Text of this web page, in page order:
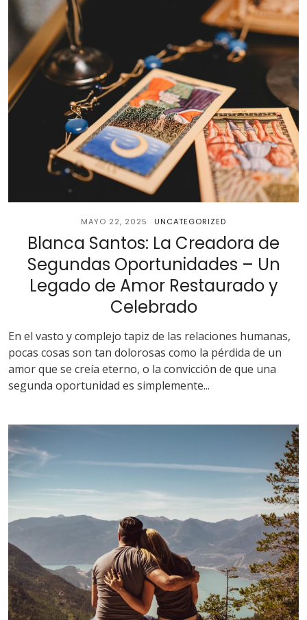
MAYO 22, 2025 UNCATEGORIZED
Blanca Santos: La Creadora de
Segundas Oportunidades – Un
Legado de Amor Restaurado y
Celebrado
En el vasto y complejo tapiz de las relaciones humanas,
pocas cosas son tan dolorosas como la pérdida de un
amor que se creía eterno, o la convicción de que una
segunda oportunidad es simplemente...